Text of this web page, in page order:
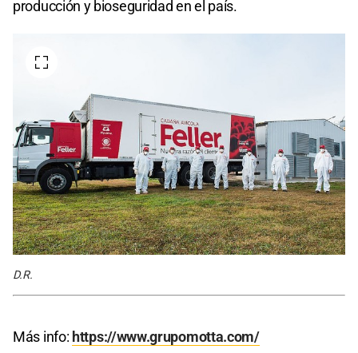
producción y bioseguridad en el país.
D.R.
Más info: https://www.grupomotta.com/